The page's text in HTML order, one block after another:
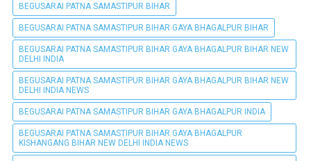
BEGUSARAI PATNA SAMASTIPUR BIHAR
BEGUSARAI PATNA SAMASTIPUR BIHAR GAYA BHAGALPUR BIHAR
BEGUSARAI PATNA SAMASTIPUR BIHAR GAYA BHAGALPUR BIHAR NEW
DELHI INDIA
BEGUSARAI PATNA SAMASTIPUR BIHAR GAYA BHAGALPUR BIHAR NEW
DELHI INDIA NEWS
BEGUSARAI PATNA SAMASTIPUR BIHAR GAYA BHAGALPUR INDIA
BEGUSARAI PATNA SAMASTIPUR BIHAR GAYA BHAGALPUR
KISHANGANG BIHAR NEW DELHI INDIA NEWS